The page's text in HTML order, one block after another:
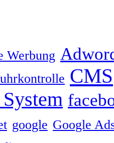
Werbung
CMS
google Google